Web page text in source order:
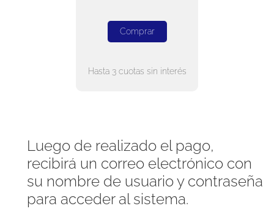
Comprar
Hasta 3 cuotas sin interés
Luego de realizado el pago,
recibirá un correo electrónico con
su nombre de usuario y contraseña
para acceder al sistema.